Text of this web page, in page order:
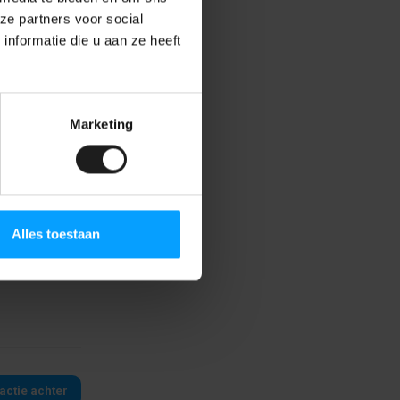
partners voor social
die u aan ze heeft
Marketing
Alles toestaan
ontstaat.
de druk,
nog vragen
achter